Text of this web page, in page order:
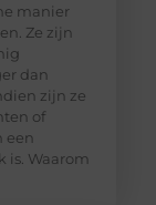
manier
Ze zijn
dan
zijn ze
of
een
is. Waarom